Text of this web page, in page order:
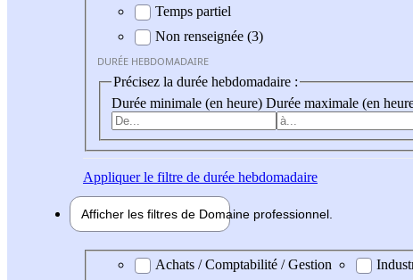
Temps partiel
Non renseignée (3)
DURÉE HEBDOMADAIRE
Précisez la durée hebdomadaire :
Durée minimale (en heure) Durée maximale (en
Appliquerle filtre de durée hebdomadaire
Afficher les filtres de Domaine professionnel
Domaine professionel
Achats / Comptabilité / Gestion